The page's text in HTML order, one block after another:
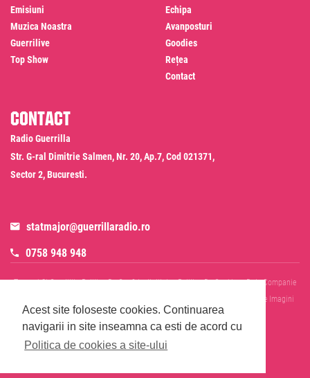
Acest site foloseste cookies. Continuarea
navigarii in site inseamna ca esti de acord cu
Politica de cookies a site-ului
Emisiuni
Muzica Noastra
Guerrilive
Top Show
Echipa
Avanposturi
Goodies
Rețea
Contact
Contact
Radio Guerrilla
Str. G-ral Dimitrie Salmen, Nr. 20, Ap.7, Cod 021371,
Sector 2, Bucuresti.
statmajor@guerrillaradio.ro
0758 948 948
Termeni Si Conditii Politica De Confidentialitate Politica De Cookies
Date Companie
Informare Prelucrare Imagini
Evenimente
Cod Deontologic